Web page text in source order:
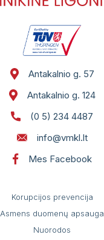
Antakalnio g. 57
Antakalnio g. 124
(0 5) 234 4487
info@vmkl.lt
Mes Facebook
Korupcijos prevencija
Asmens duomenų apsauga
Nuorodos